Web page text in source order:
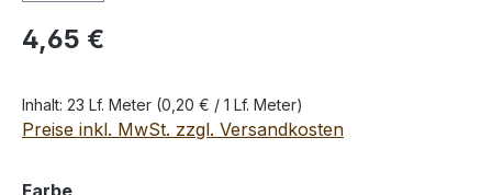
Regulärer Preis:
4,65 €
Inhalt: 23 Lf. Meter (0,20 € / 1 Lf. Meter)
Preise inkl. MwSt. zzgl. Versandkosten
Farbeauswählen